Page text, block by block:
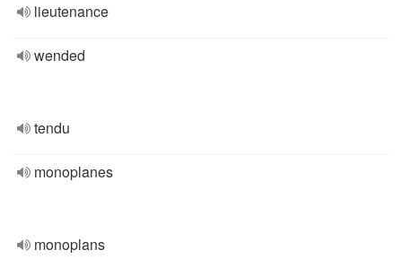
lieutenance
wended
tendu
monoplanes
monoplans